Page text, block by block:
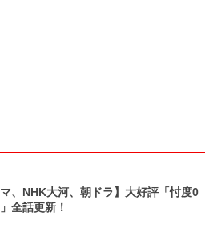
マ、NHK大河、朝ドラ】大好評「忖度0
全話更新！